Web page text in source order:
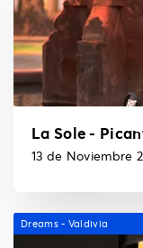
La Sole -
13 de Noviembre
Dreams - Valdivia